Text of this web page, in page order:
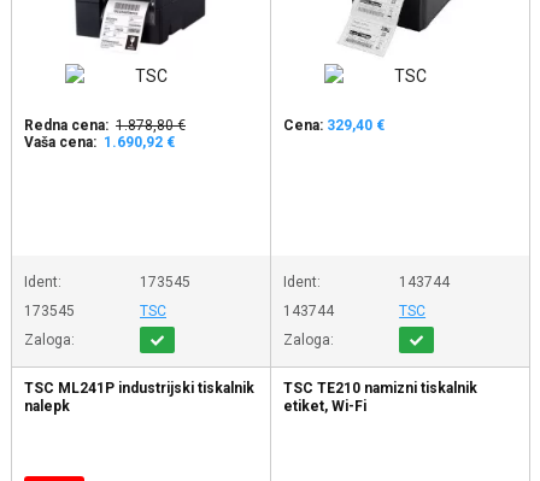
Redna cena: 1.878,80 €
Vaša cena: 1.690,92 €
Ident:
173545
173545
TSC
Zaloga:
Cena: 329,40 €
Ident:
143744
143744
TSC
Zaloga:
TSC ML241P industrijski tiskalnik
nalepk
TSC TE210 namizni tiskalnik
etiket, Wi-Fi